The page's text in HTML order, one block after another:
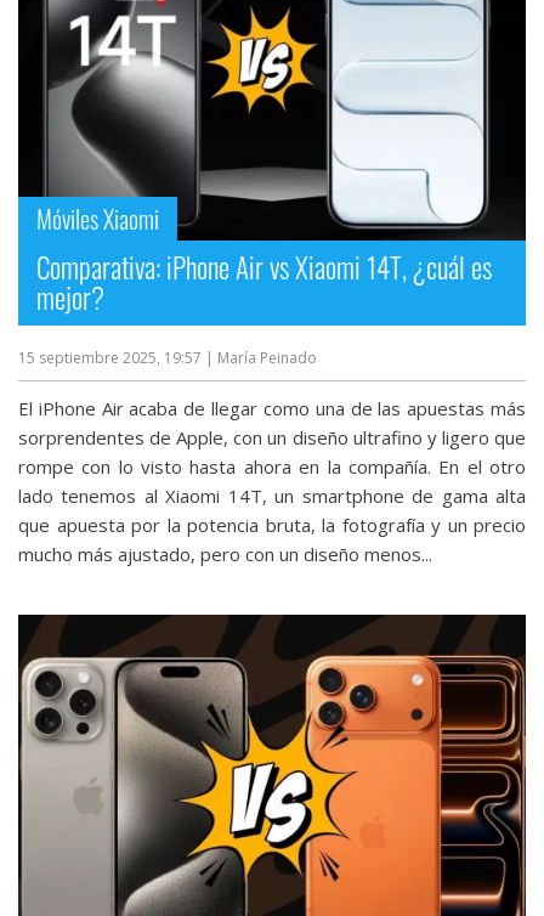
Móviles Xiaomi
Comparativa: iPhone Air vs Xiaomi 14T, ¿cuál es
mejor?
15 septiembre 2025, 19:57 | María Peinado
El iPhone Air acaba de llegar como una de las apuestas más
sorprendentes de Apple, con un diseño ultrafino y ligero que
rompe con lo visto hasta ahora en la compañía. En el otro
lado tenemos al Xiaomi 14T, un smartphone de gama alta
que apuesta por la potencia bruta, la fotografía y un precio
mucho más ajustado, pero con un diseño menos...